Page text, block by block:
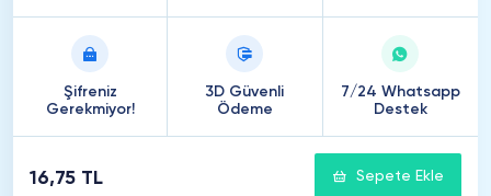
Şifreniz
Gerekmiyor!
3D Güvenli
Ödeme
7/24 Whatsapp
Destek
16,75 TL Sepete Ekle